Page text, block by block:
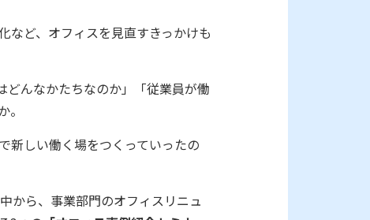
など、オフィスを見直すきっかけも
どんなかたちなのか」「従業員が働
新しい働く場をつくっていったの
から、事業部門のオフィスリニュ